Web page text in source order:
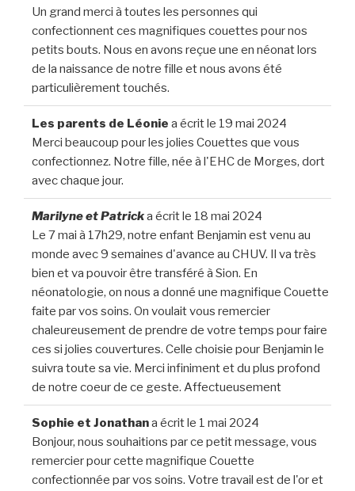
Un grand merci à toutes les personnes qui
confectionnent ces magnifiques couettes pour nos
petits bouts. Nous en avons reçue une en néonat lors
de la naissance de notre fille et nous avons été
particulièrement touchés.
Les parents de Léonie a écrit le 19 mai 2024
Merci beaucoup pour les jolies Couettes que vous
confectionnez. Notre fille, née à l'EHC de Morges, dort
avec chaque jour.
Marilyne et Patricka écrit le 18 mai 2024
Le 7 mai à 17h29, notre enfant Benjamin est venu au
monde avec 9 semaines d'avance au CHUV. Il va très
bien et va pouvoir être transféré à Sion. En
néonatologie, on nous a donné une magnifique Couette
faite par vos soins. On voulait vous remercier
chaleureusement de prendre de votre temps pour faire
ces si jolies couvertures. Celle choisie pour Benjamin le
suivra toute sa vie. Merci infiniment et du plus profond
de notre coeur de ce geste. Affectueusement
Sophie et Jonathana écrit le 1 mai 2024
Bonjour, nous souhaitions par ce petit message, vous
remercier pour cette magnifique Couette
confectionnée par vos soins. Votre travail est de l'or et